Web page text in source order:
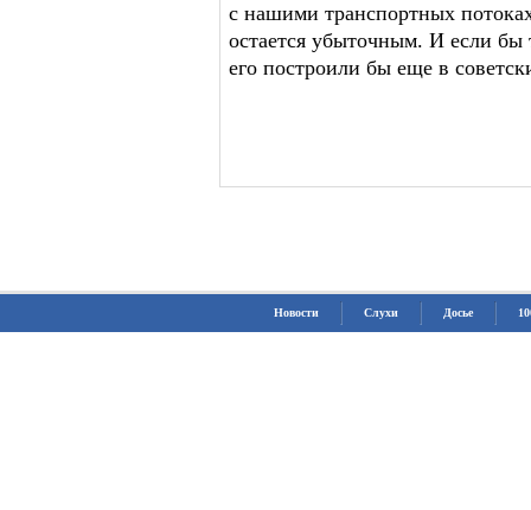
с нашими транспортных
остается убыточным. И если бы
его построили бы еще в
Новости Слухи Досье